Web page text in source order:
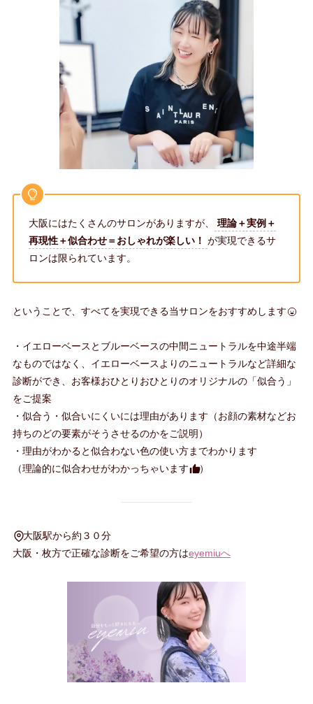
大阪にはたくさんのサロンがありますが、
理論＋実例＋
再現性＋似合わせ＝おしゃれが楽しい！ が実現できるサ
ロンは限られています。
ということで、すべてを実現できる当サロンをおすすめします
・イエローベースとブルーベースの中間ニュートラルを中途半端
なものではなく、イエローベースよりのニュートラルなど詳細な
診断ができ、お客様おひとりおひとりのオリジナルの「似合う」
をご提案
・似合う・似合いにくいには理由があります（お顔の素材などお
持ちのどの要素がそうさせるのかをご説明）
・理由がわかると似合わない色の使い方までわかります
（理論的に似合わせがわかっちゃいます）
大阪駅から約３０分
大阪・枚方で正確な診断をご希望の方はeyemiuへ